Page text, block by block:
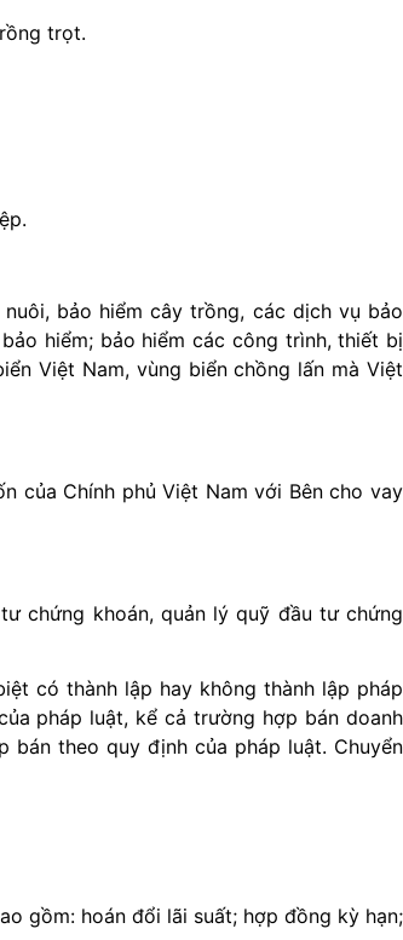
trọt.
bảo hiểm cây trồng, các dịch vụ bảo
hiểm; bảo hiểm các công trình, thiết bị
Việt Nam, vùng biển chồng lấn mà Việt
của Chính phủ Việt Nam với Bên cho vay
chứng khoán, quản lý quỹ đầu tư chứng
có thành lập hay không thành lập pháp
pháp luật, kể cả trường hợp bán doanh
bán theo quy định của pháp luật. Chuyển
gồm: hoán đổi lãi suất; hợp đồng kỳ hạn;